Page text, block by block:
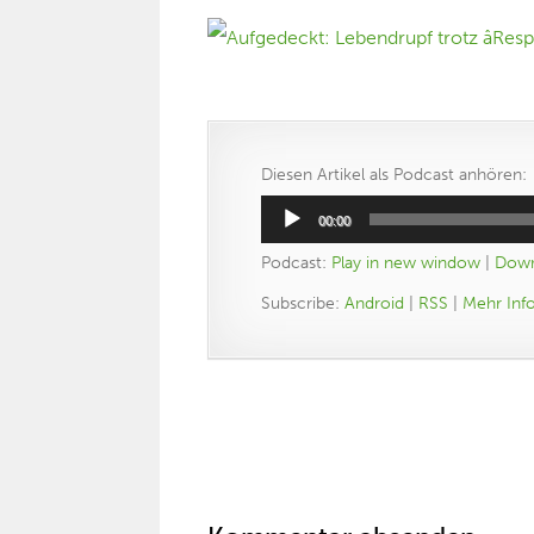
Diesen Artikel als Podcast anhören:
Audio-
Player
00:00
Podcast: Play in new window
Subscribe:Android RSS Mehr